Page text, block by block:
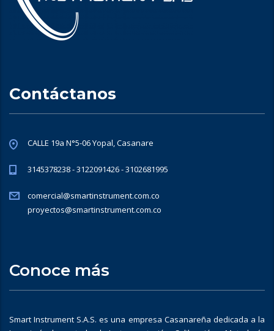
Contáctanos
CALLE 19a N°5-06 Yopal, Casanare
3145378238 - 3122091426 - 3102681995
comercial@smartinstrument.com.co
proyectos@smartinstrument.com.co
Conoce más
Smart Instrument S.A.S. es una empresa Casanareña dedicada a la